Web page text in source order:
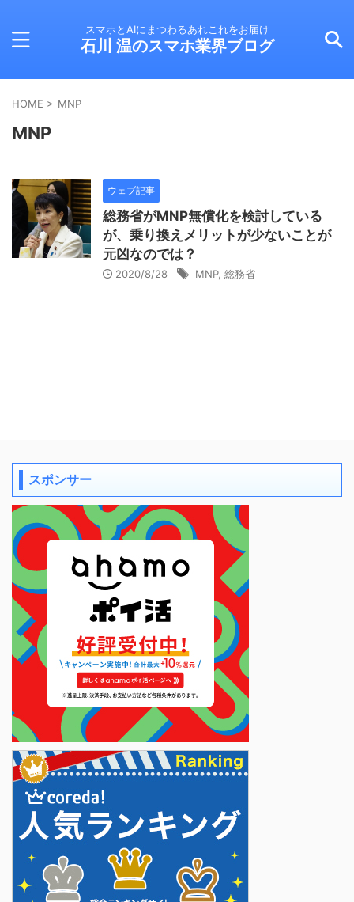
スマホとAIにまつわるあれこれをお届け
石川 温のスマホ業界ブログ
HOME > MNP
MNP
ウェブ記事
総務省がMNP無償化を検討している
が、乗り換えメリットが少ないことが
元凶なのでは？
2020/8/28 MNP, 総務省
スポンサー